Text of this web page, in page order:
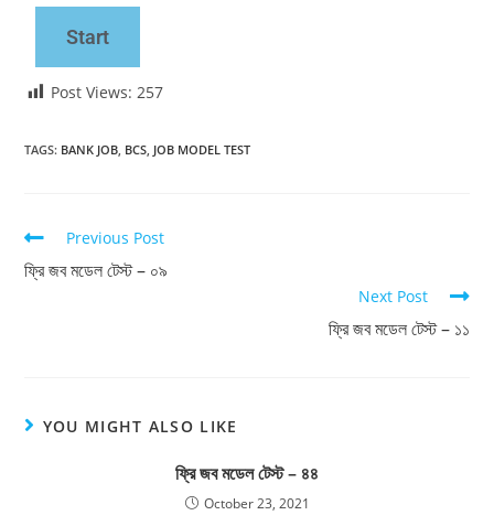
Start
Post Views: 257
TAGS: BANK JOB, BCS, JOB MODEL TEST
Previous Post
ফ্রি জব মডেল টেস্ট – ০৯
Next Post
ফ্রি জব মডেল টেস্ট – ১১
YOU MIGHT ALSO LIKE
ফ্রি জব মডেল টেস্ট – ৪৪
October 23, 2021